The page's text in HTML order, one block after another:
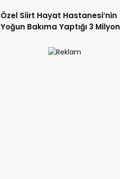
Özel Siirt Hayat Hastanesi’nin
Yoğun Bakıma Yaptığı 3 Milyon